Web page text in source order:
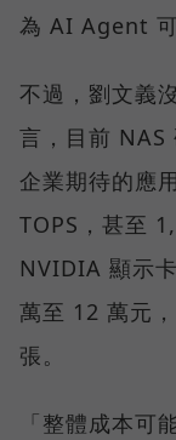
為 AI Agent 可
不過，劉文義
言，目前 NAS
企業期待的應
TOPS，甚至
NVIDIA 顯示
萬至 12 萬元
張。
「整體成本可